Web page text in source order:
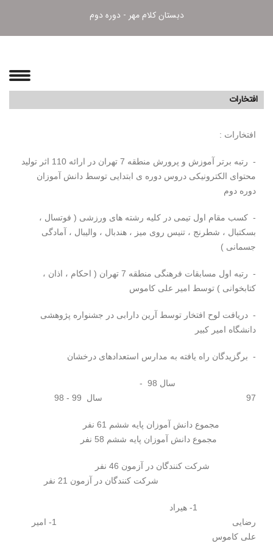
دبستان کلام مهر - دوره دوم
افتخارات
افتخارات :
- رتبه برتر آموزش و پرورش منطقه 7 تهران در ارائه 110 اثر تولید
محتوای الکترونیکی دروس دوره ی ابتدایی توسط دانش آموزان
دوره دوم
- کسب مقام اول تیمی در کلیه رشته های ورزشی ( فوتسال ،
بسکتبال ، شطرنج ، تنیس روی میز ، هندبال ، والیبال ، آمادگی
جسمانی )
- رتبه اول مسابقات فرهنگی منطقه 7 تهران ( احکام ، اذان ،
کتابخوانی ) توسط امیر علی کاموس
- دریافت لوح افتخار توسط آرین دارابی در جشنواره پژوهشی
دانشگاه امیر کبیر
- برگزیدگان راه یافته به مدارس استعدادهای درخشان
سال 98 -
97 سال 99 - 98
مجموع دانش آموزان پایه ششم 61 نفر
مجموع دانش آموزان پایه ششم 58 نفر
شرکت کنندگان در آزمون 46 نفر
شرکت کنندگان در آزمون 21 نفر
1- هیراد
رضایی 1- امیر
علی کاموس